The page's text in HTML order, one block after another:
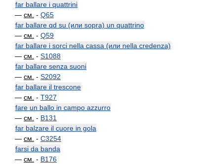
far ballare i quattrini
— см. - Q65
far ballare qd su (или sopra) un quattrino
— см. - Q59
far ballare i sorci nella cassa (или nella credenza)
— см. - S1088
far ballare senza suoni
— см. - S2092
far ballare il trescone
— см. - T927
fare un ballo in campo azzurro
— см. - B131
far balzare il cuore in gola
— см. - C3254
farsi da banda
— см. - B176